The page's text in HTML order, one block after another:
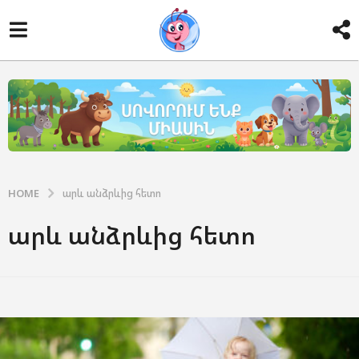
HOME արև անձրևից հետո
արև անձրևից հետո